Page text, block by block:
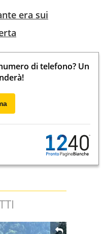
era sui
di telefono? Un